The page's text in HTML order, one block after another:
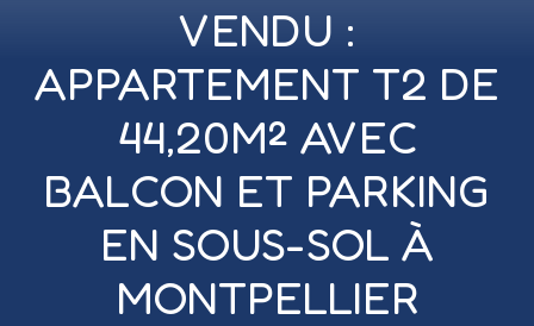
VENDU :
APPARTEMENT T2 DE
44,20M² AVEC
BALCON ET PARKING
EN SOUS-SOL À
MONTPELLIER